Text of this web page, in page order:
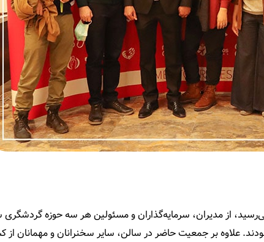
رویداد که تعداد آ­ن­‌ها به بیش از 300 نفر می­‌رسید، از مدیران، سرمایه‌گذاران و مسئولین هر سه حوزه
علاوه بر جمعیت حاضر در سالن، سایر سخنرانان و مهمانان از